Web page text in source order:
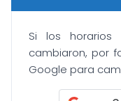
Si los
cambiaron, por
Google para